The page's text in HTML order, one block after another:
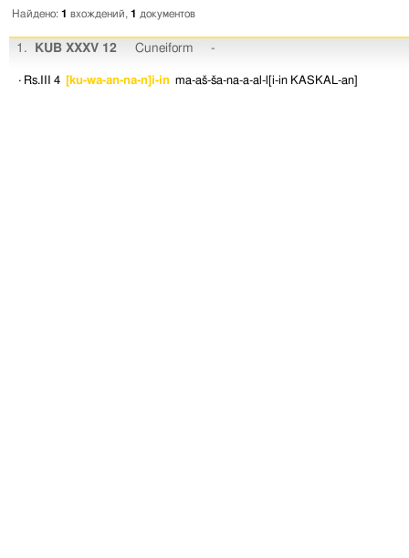
Найдено: 1 вхождений, 1 документов
1. KUB XXXV 12 Cuneiform -
· Rs.III 4 [ku-wa-an-na-n]i-in ma-aš-ša-na-a-al-l[i-in KASKAL-an]